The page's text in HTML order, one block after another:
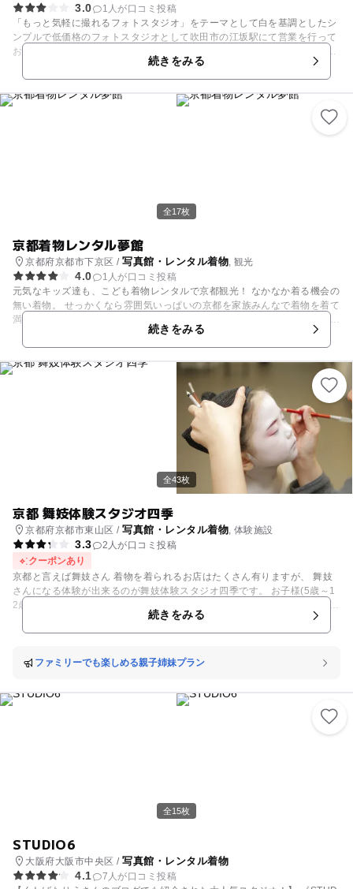
3.0
1人が口コミ投稿
「もっと気軽に撮れるフォトスタジオ」をテーマとして白を基調としたシ
ンプルで低価格のフォトスタジオとして吹田市の江坂駅にて営業を行って
おります。全ての撮影プランにて全データが付いている、アルバムや台紙
などの購入がない限り追加料金がなく駆け引きのないシンプルで明朗会計
となっております。マタニティ撮影やお宮参り撮影から、七五三撮影など
幅広い撮影プランのご用意があり、主役のお子様を中心としたソロショッ
トから兄弟姉妹写真、家族写真などトータルにて撮影をさせて頂きます。
お子様と全力で遊びながら楽しく良い雰囲気にて撮影を進めさせて頂いて
おります。特に七五三撮影には当店のシンプルな写真が着物に映えるオス
＊Baby撮影プラン＊ 平日¥18,900- 土日祝￥25,900- 撮影データ70カット
前後 撮影時間40分 / 所要時間60分 衣装レンタル2着 ＊Kids撮影プラン＊
所要時間60分 衣装レンタル2着 ＊七五三・ハーフ成人式 撮影プラン＊ 平
日 ¥28,900 土日祝 ¥35,900 (税込) ※2人目以降の七五三撮影の場合は＋
￥22,900 撮影データ70カット前後 撮影時間40分 / 支度時間20分 / 所要時
間90分 お着物レンタル1着 カジュアル衣装1着 着付けヘアメイク/1名分
七五三ショートプラン❣️ 着物での撮影のみご希望の方限定👘 通常より800
0円引きでのご案内！ 料金も時間もカット数もお手頃に🎶 🌟平日 ¥20,900
（税込） 🌟土日祝 日¥27,900（税込） 撮影データ40カット前後 撮影時間
20分 / 支度時間20分 / 所要時間60分 お着物レンタル1着 着付けヘアメイ
ク/1名分 ＊長寿、大人記念撮影プラン＊ 平日¥18,900- 土日祝￥25,900-
撮影データ40カット前後 撮影時間40分 / 所要時間60分 ＊ペット撮影プラ
ン ＊ 平日¥12,900- 土日祝￥15,900- 撮影データ30カット前後 撮影時間2
続きをみる
全17枚
京都着物レンタル夢館
京都府京都市下京区 /写真館・レンタル着物, 観光
4.0
1人が口コミ投稿
元気なキッズ達も、こども着物レンタルで京都観光！ なかなか着る機会の
無い着物。 せっかくなら雰囲気いっぱいの京都を家族みんなで着物を着て
満喫してみませんか？ 着物を着る人が多い京都だからこそ自然に着物を着
て観光を楽しむことが出来るはず♪ 私たち【ゆめやかた】では、普段着で
着れる子供用のお着物をご用意たしました。 七五三衣装ではない、子ども
用の「ふだん着物」をレンタルできるショップはなかなかありません。 お
子様用は5月中旬から9月上旬まで浴衣になります。 大人用も季節に合わ
せて袷・単衣・浴衣といろいろ楽しんでいただけますよ♪ 子供の着物姿に
キュンとするだけでなく、パパもママもお互いの珍しい着物姿にうっとり
しちゃうかも。 新鮮な着物で情緒あふれる京都の街を、家族で粋な思い出
しております。京都満喫ガイドとしてぜひ【ゆめやかた】にお越し下さい
ませ。 春休み・夏休み・冬休み、ゴールデンウィークの京都旅行におすす
は返却時間が延長になったり、翌日返却が無料になるキャンペーンもあり
続きをみる
全43枚
京都 舞妓体験スタジオ四季
京都府京都市東山区 /写真館・レンタル着物, 体験施設
3.3
2人が口コミ投稿
クーポンあり
京都と言えば舞妓さん 着物を着られるお店はたくさん有りますが、 舞妓
さんになる体験が出来るのが舞妓体験スタジオ四季です。 お子様(5歳～1
2歳)が舞妓に変身していただけてお母様も舞妓に！ お得な親子プランや姉
妹での体験も出来ますし、10歳の1/2成人式、七五三祝いでも体験いただ
けます！ 撮影した写真はフォトブックにして当日お持ち帰りいただけます
物(浴衣)レンタルでは陶芸・抹茶・和菓子作り体験も出来ますので詳しく
nshin
続きをみる
ファミリーでも楽しめる親子姉妹プラン
全15枚
STUDIO6
大阪府大阪市中央区 /写真館・レンタル着物
4.1
7人が口コミ投稿